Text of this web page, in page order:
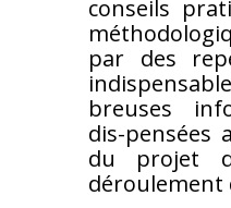
conseils
par des
breuses
dis-pensées
du projet
déroulement